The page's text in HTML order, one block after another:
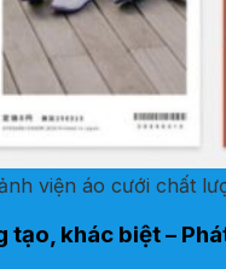
viện áo cưới chất
tạo, khác biệt –